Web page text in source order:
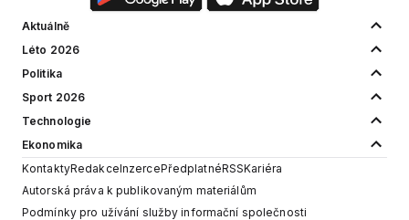
Aktuálně
Léto 2026
Politika
Sport 2026
Technologie
Ekonomika
KontaktyRedakceInzercePředplatnéRSSKariéra
Autorská práva k publikovaným materiálům
Podmínky pro užívání služby informační společnosti